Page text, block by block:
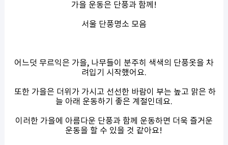
가을 운동은 단풍과 함께!
서울 단풍명소 모음
어느덧 무르익은 가을, 나무들이 분주히 색색의 단풍옷을 차
려입기 시작했어요.
또한 가을은 더위가 가시고 선선한 바람이 부는 높고 맑은 하
늘 아래 운동하기 좋은 계절인데요.
이러한 가을에 아름다운 단풍과 함께 운동하면 더욱 즐거운
운동을 할 수 있을 것 같아요!